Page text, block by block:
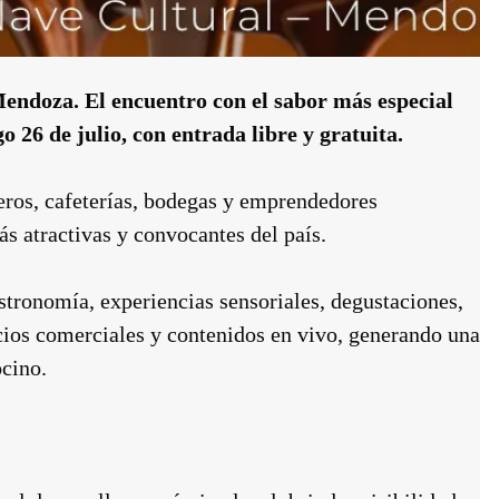
El encuentro con el sabor más especial
26 de julio, con entrada libre y gratuita.
cafeterías, bodegas y emprendedores
atractivas y convocantes del país.
experiencias sensoriales, degustaciones,
comerciales y contenidos en vivo, generando una